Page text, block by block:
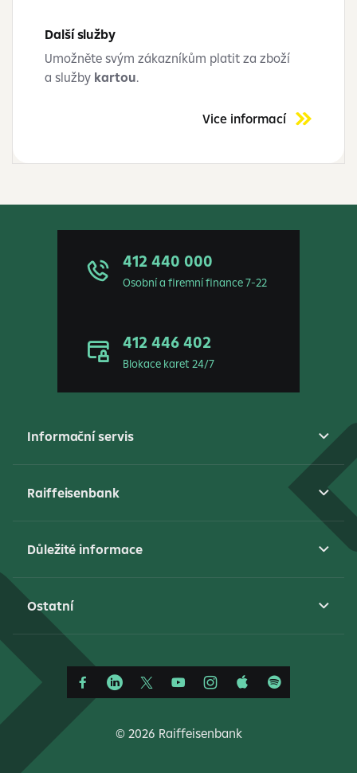
Další služby
Umožněte svým zákazníkům platit za zboží
a služby kartou.
Vice informací
412 440 000
Osobní a firemní finance 7-22
412 446 402
Blokace karet 24/7
Informační servis
Raiffeisenbank
Důležité informace
Ostatní
© 2026 Raiffeisenbank